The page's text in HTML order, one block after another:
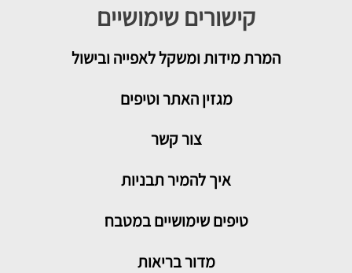
קישורים שימושיים
המרת מידות ומשקל לאפייה ובישול
מגזין האתר וטיפים
צור קשר
איך להמיר תבניות
טיפים שימושיים במטבח
מדור בריאות